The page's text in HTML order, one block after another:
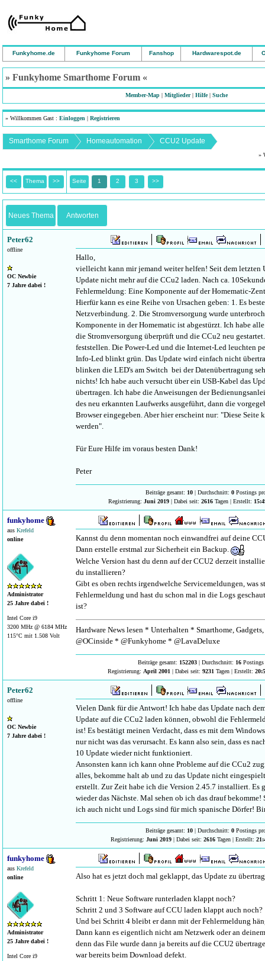
Funkyhome.de Funkyhome Forum Fanshop Hardwarespot.de
» Funkyhome Smarthome Forum «
Member-Map | Mitglieder| Hilfe| Suche
» Willkommen Gast : Einloggen | Registrieren
Smarthome Forum Homeautomation CCU2 Update
»
<< Thema >> Seite 1 2 3 >>
Neues Thema Antworten
Peter62
offline
OC Newbie
7 Jahre dabei !
Hallo,
vielleicht kann mir jemand weiter helfen! Seit dem letzten
Update nicht mehr auf die CCu2 laden. Nach ca.
Fehlermeldung: Eine Komponente auf der Homematic-
Hierfür kann es eine Reihe von Ursachen geben: 1. Es
Netzverbindung. 2. Die Stromversorgung wurde
Komponente in der Homematic ist abgestürzt. Ich habe
die Stromversorgung überprüft und die CCu2 neu
feststellen. Die Power-Led und die Internet-Led leuchten
Info-Led blinkt grün. Das Update wird einfach nicht
blinken die LED's am Switch bei der Datenübertragung
nichts! Ich habe auch versucht über ein USB-Kabel das
übertragen. Ich habe die Anweisungen der
des neu erkannten Laufwerks ausgeführt, dann die
Browser eingegeben. Aber hier erscheint nur: "Diese Seite
werden".
Für Eure Hilfe im voraus besten Dank!
Peter
Beiträge gesamt: 10| Durchschnitt: 0Postings
Registrierung: Juni 2019 | Dabei seit: 2616 Tagen | Erstellt:
funkyhome
aus Krefeld
online
Administrator
25 Jahre dabei !
Intel Core i9
3200 MHz @ 6184 MHz
115°C mit 1.508 Volt
Kannst du denn momentan noch einwandfrei auf deine
Dann erstelle erstmal zur Sicherheit ein Backup.
Welche Version hast du denn auf der CCU2 derzeit
du installieren?
Gibt es oben rechts irgendwelche Servicemeldungen, was
Fehlermeldung und hast du schon mal in die Logs
ist?
Hardware News lesen * Unterhalten * Smarthome,
@OCinside * @Funkyhome * @LavaDeluxe
Beiträge gesamt: 152203 | Durchschnitt: 16 Postings
Registrierung: April 2001 | Dabei seit: 9231 Tagen | Erstellt:
Peter62
offline
OC Newbie
7 Jahre dabei !
Vielen Dank für die Antwort! Ich habe das Update nach
Update auf die CCu2 laden können, obwohl die
ist! Es bestätigt meinen Verdacht, dass es mit dem
nur nicht was das verursacht. Es kann also sein, dass es
10 Update wieder nicht funktioniert.
Ansonsten kann ich kann ohne Probleme auf die CCu2
alles, bekomme halt ab und zu das Update nicht
erstellt. Zur Zeit habe ich die Version 2.45.7 installiert. Es
wieder das Nächste. Mal sehen ob ich das drauf bekomme!
ich auch nicht und Logs sind für mich spanische Dörfer!
Beiträge gesamt: 10| Durchschnitt: 0Postings
Registrierung: Juni 2019| Dabei seit: 2616Tagen | Erstellt:
funkyhome
aus Krefeld
online
Administrator
25 Jahre dabei !
Intel Core i9
Also hat es jetzt doch mal geklappt, das Update zu
Schritt 1: Neue Software runterladen klappt noch?
Schritt 2 und 3 Software auf CCU laden klappt auch noch?
Und bei Schritt 4 bleibt er dann mit der Fehlermeldung
Dann kann es eigentlich nicht am Netzwerk oder an
denn das File wurde dann ja bereits auf die CCU2
war bereits beim Download defekt.